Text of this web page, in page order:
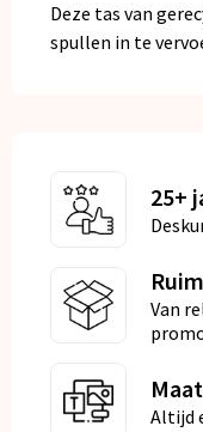
Deze tas van
spullen in te
25+
Van
Altijd